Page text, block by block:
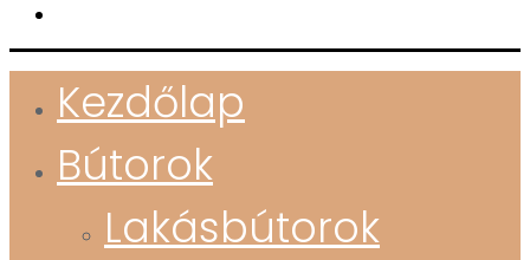
Kezdőlap
Bútorok
Lakásbútorok